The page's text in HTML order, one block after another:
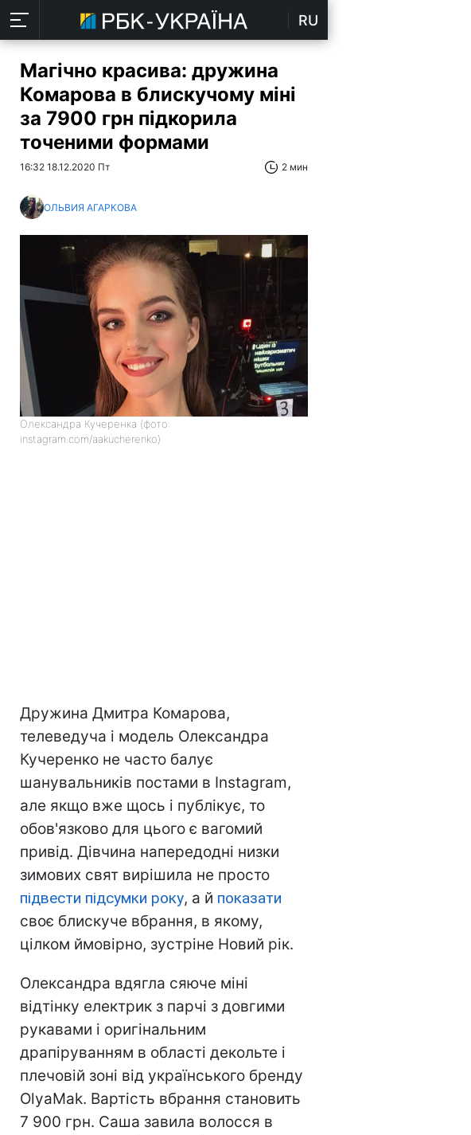
RU
Магічно красива: дружина
Комарова в блискучому міні
за 7900 грн підкорила
точеними формами
16:32 18.12.2020 Пт 2 мин
ОЛЬВИЯ АГАРКОВА
Олександра Кучеренка (фото:
instagram.com/aakucherenko)
Дружина Дмитра Комарова,
телеведуча і модель Олександра
Кучеренко не часто балує
шанувальників постами в Instagram,
але якщо вже щось і публікує, то
обов'язково для цього є вагомий
привід. Дівчина напередодні низки
зимових свят вирішила не просто
підвести підсумки року, а й показати
своє блискуче вбрання, в якому,
цілком ймовірно, зустріне Новий рік.
Олександра вдягла сяюче міні
відтінку електрик з парчі з довгими
рукавами і оригінальним
драпіруванням в області декольте і
плечовій зоні від українського бренду
OlyaMak. Вартість вбрання становить
7 900 грн. Саша завила волосся в